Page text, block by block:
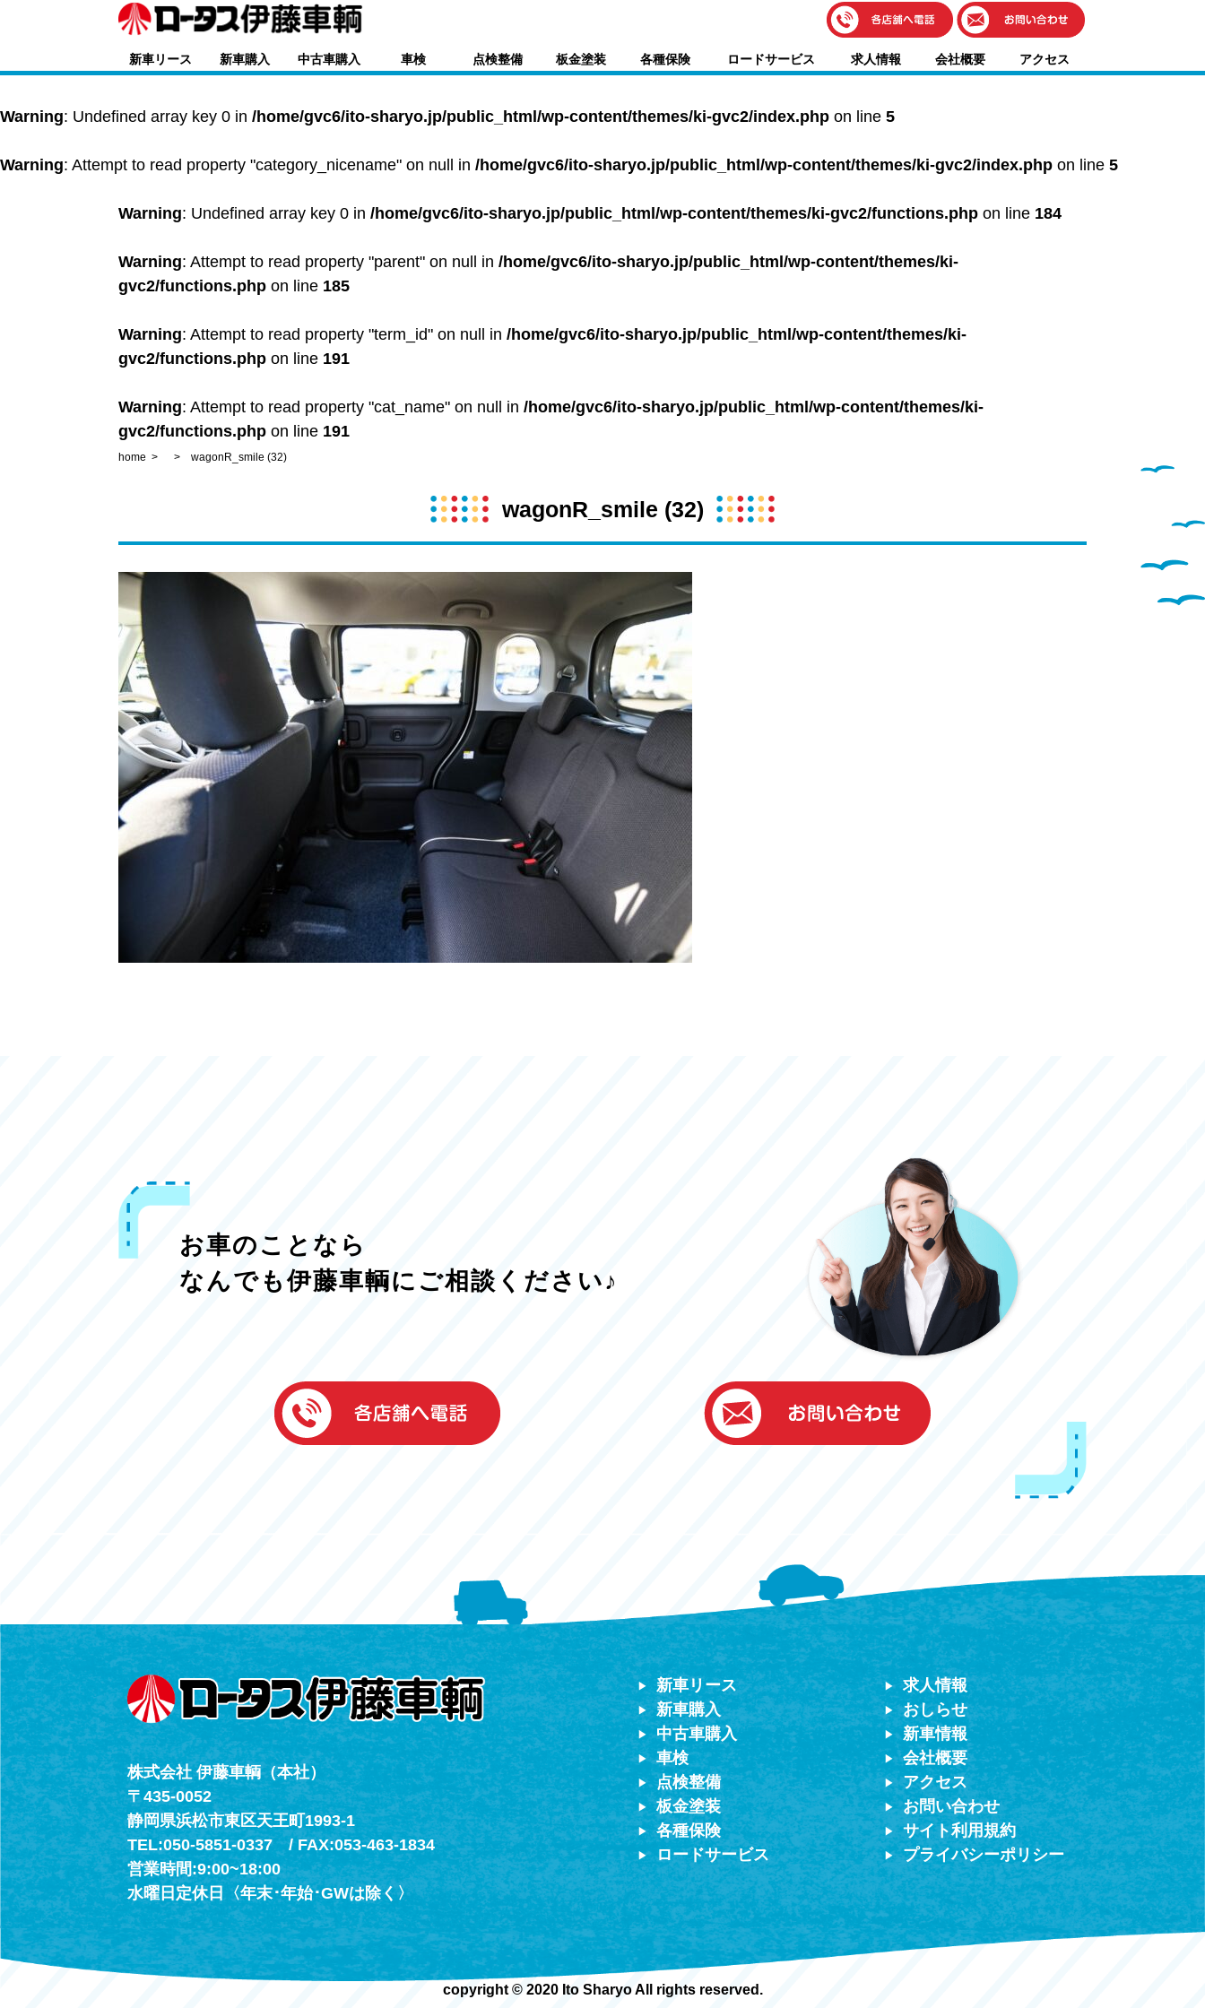
伊藤車輌（本社）
050-5851-0337
050-5851-0338
レスキューセンター
（年中無休24h対応）
新車リース 新車購入 中古車購入 車検 点検整備 板金塗装 各種保険 ロードサービス 求人情報 会社概要 アクセス
Warning: Undefined array key 0 in /home/gvc6/ito-sharyo.jp/public_html/wp-content/themes/ki-gvc2/index.php on line 5
Warning: Attempt to read property "category_nicename" on null in /home/gvc6/ito-sharyo.jp/public_html/wp-content/themes/ki-gvc2/index.php on line 5
Warning: Undefined array key 0 in /home/gvc6/ito-sharyo.jp/public_html/wp-content/themes/ki-gvc2/functions.php on line 184
Warning: Attempt to read property "parent" on null in /home/gvc6/ito-sharyo.jp/public_html/wp-content/themes/ki-
gvc2/functions.php on line 185
Warning: Attempt to read property "term_id" on null in /home/gvc6/ito-sharyo.jp/public_html/wp-content/themes/ki-
gvc2/functions.php on line 191
Warning: Attempt to read property "cat_name" on null in /home/gvc6/ito-sharyo.jp/public_html/wp-content/themes/ki-
gvc2/functions.php on line 191
home wagonR_smile (32)
wagonR_smile (32)
お車のことなら
なんでも伊藤車輌にご相談ください♪
伊藤車輌（本社）
050-5851-0337
株式会社 伊藤車輌（本社）
〒435-0052
静岡県浜松市東区天王町1993-1
TEL:050-5851-0337 / FAX:053-463-1834
営業時間:9:00~18:00
水曜日定休日〈年末･年始･GWは除く〉
新車リース
新車購入
中古車購入
車検
点検整備
板金塗装
各種保険
ロードサービス
求人情報
おしらせ
新車情報
会社概要
アクセス
お問い合わせ
サイト利用規約
プライバシーポリシー
copyright © 2020 Ito Sharyo All rights reserved.